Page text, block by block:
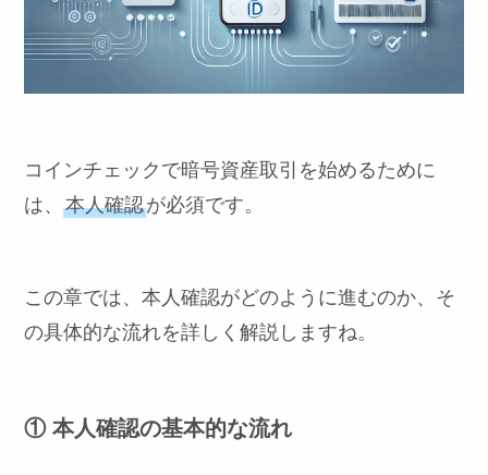
コインチェックで暗号資産取引を始めるために
は、本人確認が必須です。
この章では、本人確認がどのように進むのか、そ
の具体的な流れを詳しく解説しますね。
① 本人確認の基本的な流れ